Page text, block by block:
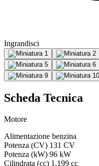
Ingrandisci
Scheda Tecnica
Motore
Alimentazione benzina
Potenza (CV) 131 CV
Potenza (kW) 96 kW
Cilindrata (cc) 1.199 cc